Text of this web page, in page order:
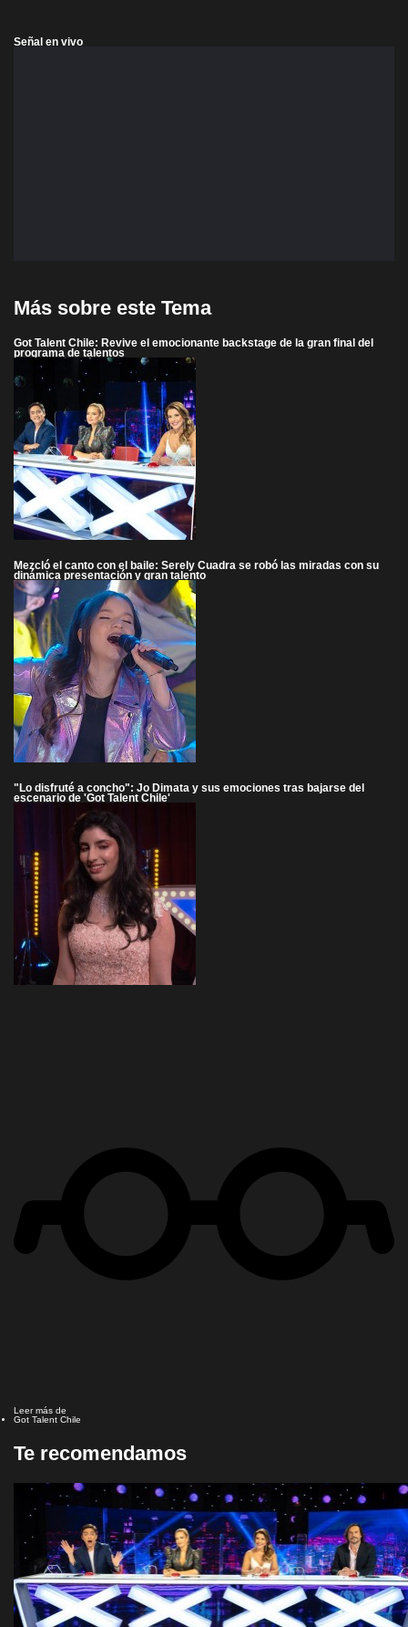
Señal en vivo
Más sobre este Tema
Got Talent Chile: Revive el emocionante backstage de la gran final del
programa de talentos
Mezcló el canto con el baile: Serely Cuadra se robó las miradas con su
dinámica presentación y gran talento
"Lo disfruté a concho": Jo Dimata y sus emociones tras bajarse del
escenario de 'Got Talent Chile'
Leer más de
Got Talent Chile
Te recomendamos